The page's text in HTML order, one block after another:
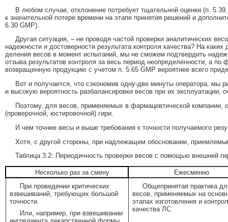
В любом случае, отклонение потребует тщательной оценки (п.
к значительной потере времени на этапе принятия решений и
6.30 GMP).
Другая ситуация, – не проводя частой проверки аналитических
надежности и достоверности результата контроля качества? На
деления весов в момент испытаний, мы не сможем подтвердить
отзыва результатов контроля за весь период неопределенности, а
возвращенную продукцию с учетом п. 5.65 GMP вероятнее всего
Вот и получается, что сэкономив одну-две минуты оператора, мы
и высокую вероятность разбалансировки весов при их эксплуатации,
Поэтому, для весов, применяемых в фармацевтической
(проверочной, юстировочной) гири.
И чем точнее весы и выше требования к точности получаемого
Хотя, с другой стороны, при надлежащем обосновании,
Таблица 3.2: Периодичность проверки весов с помощью внешней
Несколько раз за смену
Ежесменно
При проведении критических
взвешиваний, требующих большой
точности.
Или, например, при взвешивании
Общепринятая практика
весов, применяемых на
этапах изготовления и
качества ЛС